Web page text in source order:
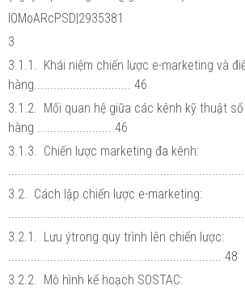
lOMoARcPSD|2935381
3
3.1.1. Khái niệm chiến lược e-marketing và
hàng.............................. 46
3.1.2. Mối quan hệ giữa các kênh kỹ thuật
hàng ....................... 46
3.1.3. Chiến lược marketing đa kênh:
3.2. Cách lập chiến lược e-marketing:
3.2.1. Lưu ýtrong quy trình lên chiến lược:
.................................................................. 48
3.2.2. Mô hình kế hoạch SOSTAC: